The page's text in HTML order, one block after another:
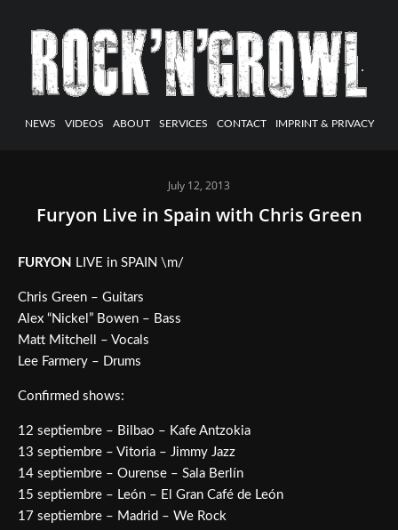
NEWS VIDEOS ABOUT SERVICES CONTACT IMPRINT & PRIVACY
July 12, 2013
Furyon Live in Spain with Chris Green
FURYON LIVE in SPAIN \m/
Chris Green – Guitars
Alex “Nickel” Bowen – Bass
Matt Mitchell – Vocals
Lee Farmery – Drums
Confirmed shows:
12 septiembre – Bilbao – Kafe Antzokia
13 septiembre – Vitoria – Jimmy Jazz
14 septiembre – Ourense – Sala Berlín
15 septiembre – León – El Gran Café de León
17 septiembre – Madrid – We Rock